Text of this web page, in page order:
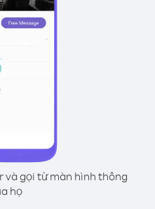
và gọi từ màn hình thông
họ